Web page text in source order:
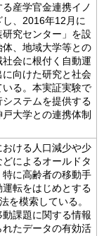
産学官金連携イノ
、2016年12月に
研究センター」を設
、地域大学等との
会に根付く自動運
向けた研究と社会
る。本実証実験で
ステムを提供する
大学との連携体制
ける人口減少や少
によるオールドタ
に高齢者の移動手
転をはじめとする
を模索している。
課題に関する情報
たデータの有効活